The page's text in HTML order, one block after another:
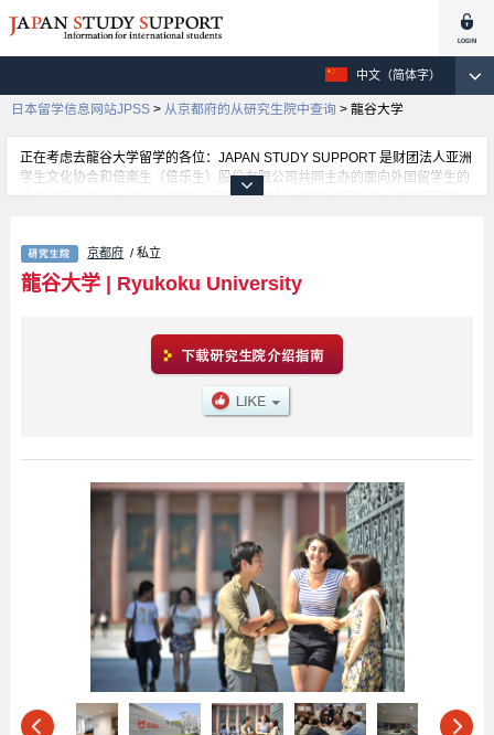
中文（简体字）
日本留学信息网站JPSS > 从京都府的从研究生院中查询 > 龍谷大学
正在考虑去龍谷大学留学的各位：JAPAN STUDY SUPPORT 是财团法人亚洲
学生文化协会和倍楽生（倍乐生）股份有限公司共同主办的面向外国留学生的
日本留学信息网。 龍谷大学的经济学研究生院、文学研究生院、法学研究生
Studies、Policy Science、Agriculture、心理学研究院等，不研究科的详细信
息都分别登载在此信息网上。正在寻找龍谷大学的留学信息的各位同学，请利
用此网查询。另外，在此网上登载着约1300条大学、大学院、短大、专门学校
京都府 / 私立
龍谷大学| Ryukoku University